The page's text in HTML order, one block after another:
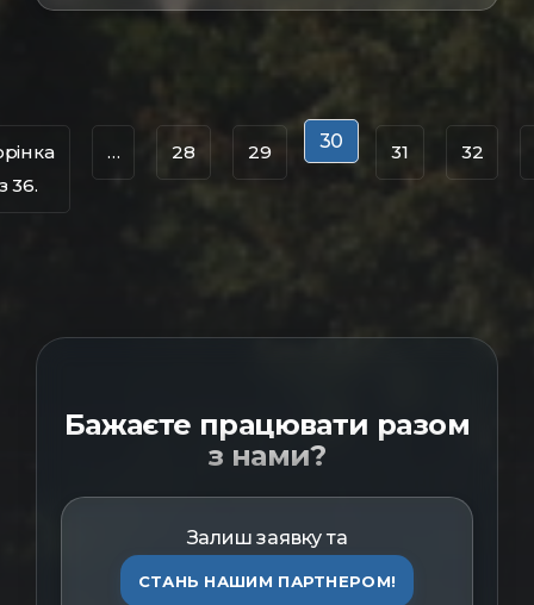
36.
… 28 29 30 31 32
Бажаєте працювати разом
з нами?
Залиш заявку та
СТАНЬ НАШИМ ПАРТНЕРОМ!